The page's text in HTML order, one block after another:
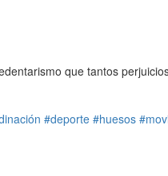
que tantos
#deporte #huesos